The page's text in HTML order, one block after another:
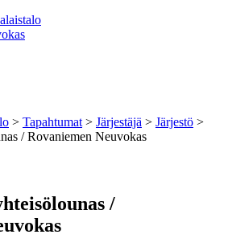
> Tapahtumat > Järjestäjä > Järjestö >
/ Rovaniemen Neuvokas
/